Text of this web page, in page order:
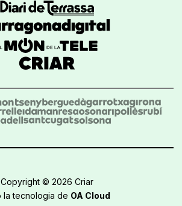
Copyright © 2026 Criar
la tecnologia de OA Cloud